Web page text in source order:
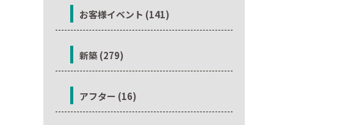
お客様イベント (141)
新築 (279)
アフター (16)